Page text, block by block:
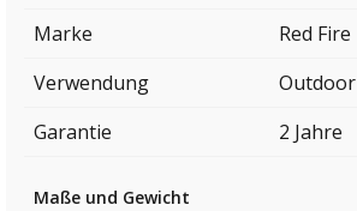
Marke
Red Fire
Verwendung
Outdoor
Garantie
2 Jahre
Maße und Gewicht